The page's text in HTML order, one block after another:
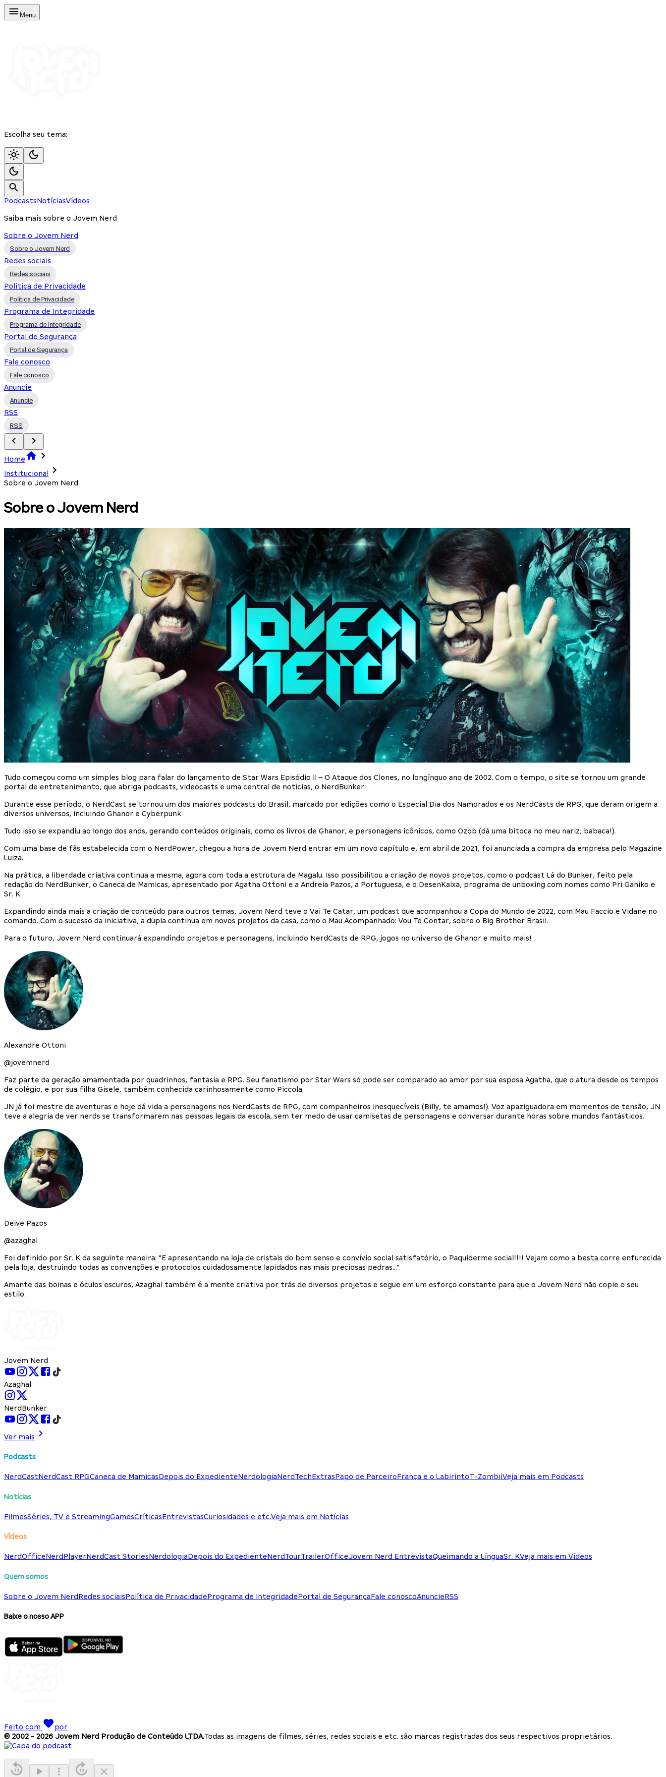
Menu
Escolha seu tema:
PodcastsNotíciasVídeos
Saiba mais sobre o Jovem Nerd
Sobre o Jovem Nerd
Sobre o Jovem Nerd
Redes sociais
Redes sociais
Política de Privacidade
Política de Privacidade
Programa de Integridade
Programa de Integridade
Portal de Segurança
Portal de Segurança
Fale conosco
Fale conosco
Anuncie
Anuncie
RSS
RSS
Home
Institucional
Sobre o Jovem Nerd
Sobre o Jovem Nerd
Tudo começou como um simples blog para falar do lançamento de Star Wars Episódio II – O Ataque dos Clones, no longínquo ano de 2002. Com o tempo, o site se tornou um grande
portal de entretenimento, que abriga podcasts, videocasts e uma central de notícias, o NerdBunker.
Durante esse período, o NerdCast se tornou um dos maiores podcasts do Brasil, marcado por edições como o Especial Dia dos Namorados e os NerdCasts de RPG, que deram origem a
diversos universos, incluindo Ghanor e Cyberpunk.
Tudo isso se expandiu ao longo dos anos, gerando conteúdos originais, como os livros de Ghanor, e personagens icônicos, como Ozob (dá uma bitoca no meu nariz, babaca!).
Com uma base de fãs estabelecida com o NerdPower, chegou a hora de Jovem Nerd entrar em um novo capítulo e, em abril de 2021, foi anunciada a compra da empresa pelo Magazine
Luiza.
Na prática, a liberdade criativa continua a mesma, agora com toda a estrutura de Magalu. Isso possibilitou a criação de novos projetos, como o podcast Lá do Bunker, feito pela
redação do NerdBunker, o Caneca de Mamicas, apresentado por Agatha Ottoni e a Andreia Pazos, a Portuguesa, e o DesenKaixa, programa de unboxing com nomes como Pri Ganiko e
Sr. K.
Expandindo ainda mais a criação de conteúdo para outros temas, Jovem Nerd teve o Vai Te Catar, um podcast que acompanhou a Copa do Mundo de 2022, com Mau Faccio e Vidane no
comando. Com o sucesso da iniciativa, a dupla continua em novos projetos da casa, como o Mau Acompanhado: Vou Te Contar, sobre o Big Brother Brasil.
Para o futuro, Jovem Nerd continuará expandindo projetos e personagens, incluindo NerdCasts de RPG, jogos no universo de Ghanor e muito mais!
Alexandre Ottoni
@jovemnerd
Faz parte da geração amamentada por quadrinhos, fantasia e RPG. Seu fanatismo por Star Wars só pode ser comparado ao amor por sua esposa Agatha, que o atura desde os tempos
de colégio, e por sua filha Gisele, também conhecida carinhosamente como Piccola.
JN já foi mestre de aventuras e hoje dá vida a personagens nos NerdCasts de RPG, com companheiros inesquecíveis (Billy, te amamos!). Voz apaziguadora em momentos de tensão, JN
teve a alegria de ver nerds se transformarem nas pessoas legais da escola, sem ter medo de usar camisetas de personagens e conversar durante horas sobre mundos fantásticos.
Deive Pazos
@azaghal
Foi definido por Sr. K da seguinte maneira: “E apresentando na loja de cristais do bom senso e convívio social satisfatório, o Paquiderme social!!!! Vejam como a besta corre enfurecida
pela loja, destruindo todas as convenções e protocolos cuidadosamente lapidados nas mais preciosas pedras…”.
Amante das boinas e óculos escuros, Azaghal também é a mente criativa por trás de diversos projetos e segue em um esforço constante para que o Jovem Nerd não copie o seu
estilo.
Jovem Nerd
Azaghal
NerdBunker
Ver mais
Podcasts
NerdCastNerdCast RPGCaneca de MamicasDepois do ExpedienteNerdologiaNerdTechExtrasPapo de ParceiroFrança e o LabirintoT-ZombiiVeja mais em Podcasts
Notícias
FilmesSéries, TV e StreamingGamesCríticasEntrevistasCuriosidades e etc.Veja mais em Notícias
Vídeos
NerdOfficeNerdPlayerNerdCast StoriesNerdologiaDepois do ExpedienteNerdTourTrailerOfficeJovem Nerd EntrevistaQueimando a LínguaSr. KVeja mais em Vídeos
Quem somos
Sobre o Jovem NerdRedes sociaisPolítica de PrivacidadePrograma de IntegridadePortal de SegurançaFale conoscoAnuncieRSS
Baixe o nosso APP
Feito com
por
© 2002 - 2026 Jovem Nerd Produção de Conteúdo LTDA.Todas as imagens de filmes, séries, redes sociais e etc. são marcas registradas dos seus respectivos proprietários.